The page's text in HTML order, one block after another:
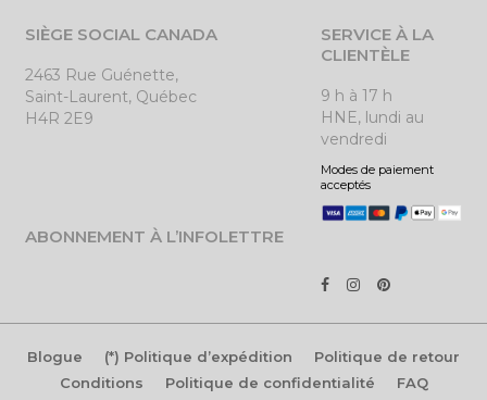
SIÈGE SOCIAL CANADA
2463 Rue Guénette,
Saint-Laurent, Québec
H4R 2E9
SERVICE À LA
CLIENTÈLE
9 h à 17 h
HNE, lundi au
vendredi
Modes de paiement
acceptés
ABONNEMENT À L’INFOLETTRE
Blogue (*) Politique d’expédition
Politique de retour
Conditions
Politique de confidentialité FAQ